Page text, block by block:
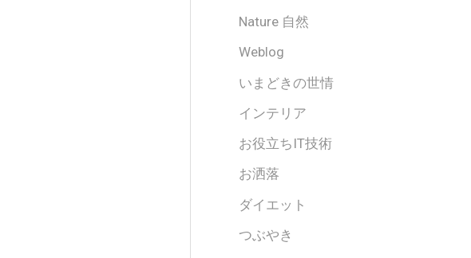
Nature 自然
Weblog
いまどきの世情
インテリア
お役立ちIT技術
お洒落
ダイエット
つぶやき